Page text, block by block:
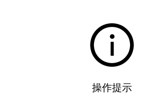
操作提示